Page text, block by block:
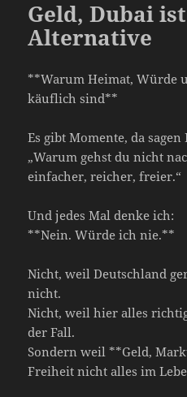
Geld, Dubai
Alternative
**Warum Heimat, Würde
käuflich sind**
Es gibt Momente, da
„Warum gehst du nicht
einfacher, reicher, freier.“
Und jedes Mal denke ich:
**Nein. Würde ich nie.**
Nicht, weil Deutschland
nicht.
Nicht, weil hier alles
der Fall.
Sondern weil **Geld,
Freiheit nicht alles im